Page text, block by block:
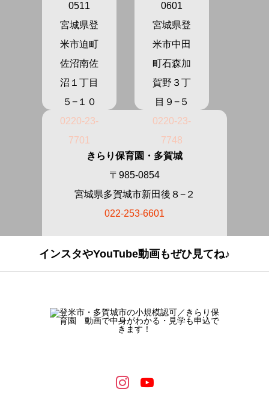
0511
宮城県登
米市迫町
佐沼南佐
沼１丁目
５−１０
0220-23-
7701
0601
宮城県登
米市中田
町石森加
賀野３丁
目９−５
0220-23-
7748
きらり保育園・多賀城
〒985-0854
宮城県多賀城市新田後８−２
022-253-6601
インスタやYouTube動画もぜひ見てね♪